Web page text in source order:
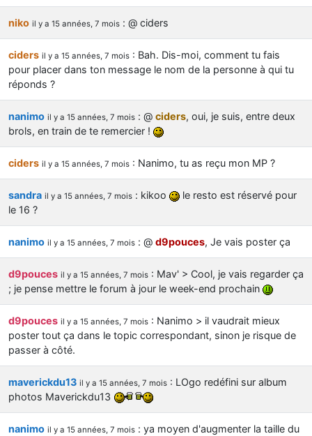
les photo des anciens appareils de l'armée de l'air de la haute -volta
jericho: Pour moi tout est à nouveau OK dirait-on… Merci à toi.
d9pouces: En espérant n’avoir coupé les accessoires de personne
au passage !
d9pouces
: j'ai trouvé un palliatif un peu violent, mais ça devrait aller
un peu mieux
d9pouces : cette fois, c'est le Brésil et Singapour qui mettent le site
jericho: Ah ben je peux te confirmer que j'étais resté dans le filtre…
d9pouces: Désolé ! Mon filtrage a été un peu trop violent
manifestement
niko il y a 15 années, 7 mois : @ ciders
ciders il y a 15 années, 7 mois : Bah. Dis-moi, comment tu fais
pour placer dans ton message le nom de la personne à qui tu
réponds ?
nanimo il y a 15 années, 7 mois : @ ciders, oui, je suis, entre deux
brols, en train de te remercier !
ciders il y a 15 années, 7 mois : Nanimo, tu as reçu mon MP ?
sandra il y a 15 années, 7 mois : kikoo
le resto est réservé pour
le 16 ?
nanimo il y a 15 années, 7 mois : @ d9pouces, Je vais poster ça
d9pouces il y a 15 années, 7 mois : Mav' > Cool, je vais regarder ça
; je pense mettre le forum à jour le week-end prochain
d9pouces il y a 15 années, 7 mois : Nanimo > il vaudrait mieux
poster tout ça dans le topic correspondant, sinon je risque de
passer à côté.
maverickdu13 il y a 15 années, 7 mois : LOgo redéfini sur album
photos Maverickdu13
nanimo il y a 15 années, 7 mois : ya moyen d'augmenter la taille du